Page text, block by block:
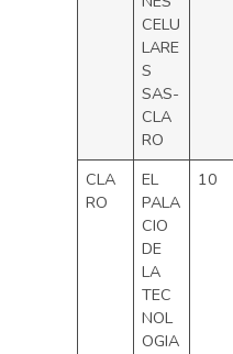
CELU
LARE
S
SAS-
CLA
RO
CLA
RO
EL
PALA
CIO
DE
LA
TEC
NOL
OGIA
10